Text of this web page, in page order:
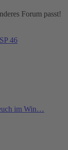
Forum passt!
46
im Win…